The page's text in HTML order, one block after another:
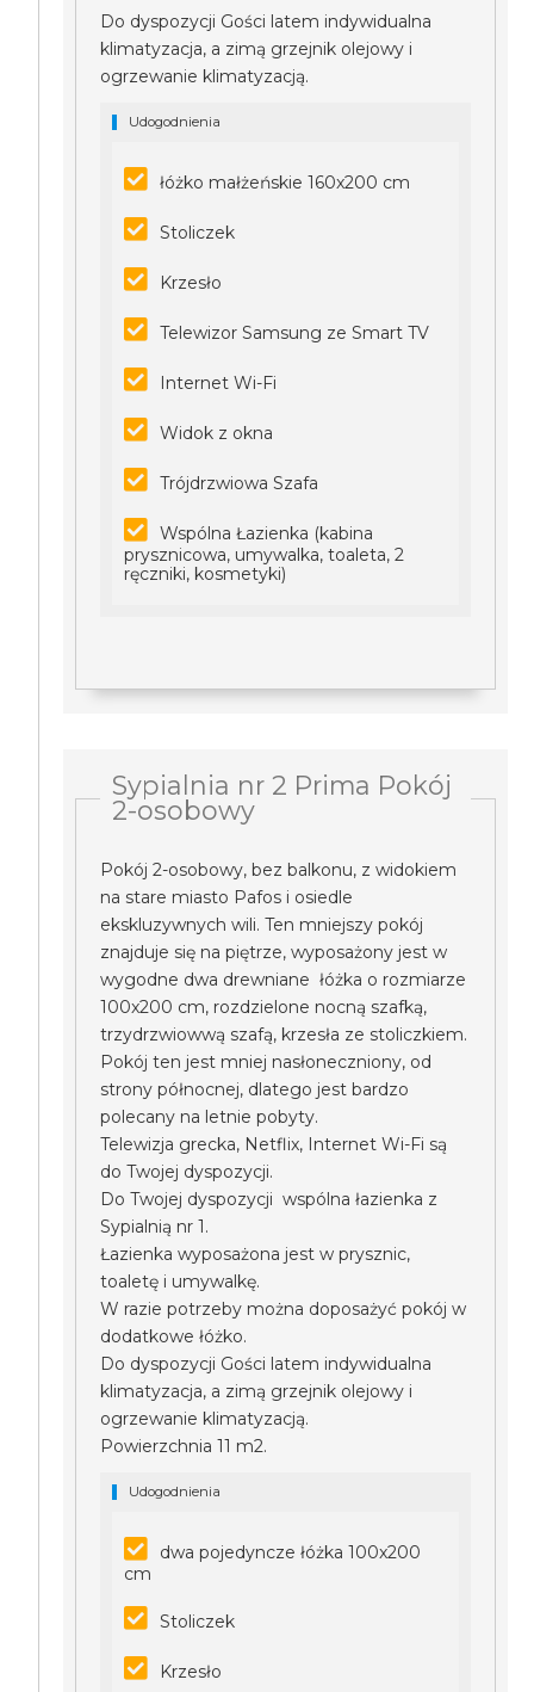
Do dyspozycji Gości latem indywidualna
klimatyzacja, a zimą grzejnik olejowy i
ogrzewanie klimatyzacją.
Udogodnienia
łóżko małżeńskie 160x200 cm
Stoliczek
Krzesło
Telewizor Samsung ze Smart TV
Internet Wi-Fi
Widok z okna
Trójdrzwiowa Szafa
Wspólna Łazienka (kabina
prysznicowa, umywalka, toaleta, 2
ręczniki, kosmetyki)
Sypialnia nr 2 Prima Pokój
2-osobowy
Pokój 2-osobowy, bez balkonu, z widokiem
na stare miasto Pafos i osiedle
ekskluzywnych wili. Ten mniejszy pokój
znajduje się na piętrze, wyposażony jest w
wygodne dwa drewniane łóżka o rozmiarze
100x200 cm, rozdzielone nocną szafką,
trzydrzwiowwą szafą, krzesła ze stoliczkiem.
Pokój ten jest mniej nasłoneczniony, od
strony północnej, dlatego jest bardzo
polecany na letnie pobyty.
Telewizja grecka, Netflix, Internet Wi-Fi są
do Twojej dyspozycji.
Do Twojej dyspozycji wspólna łazienka z
Sypialnią nr 1.
Łazienka wyposażona jest w prysznic,
toaletę i umywalkę.
W razie potrzeby można doposażyć pokój w
dodatkowe łóżko.
Do dyspozycji Gości latem indywidualna
klimatyzacja, a zimą grzejnik olejowy i
ogrzewanie klimatyzacją.
Powierzchnia 11 m2.
Udogodnienia
dwa pojedyncze łóżka 100x200
cm
Stoliczek
Krzesło